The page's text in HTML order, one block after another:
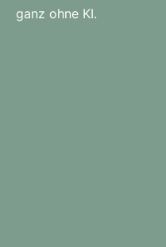
ganz ohne KI.